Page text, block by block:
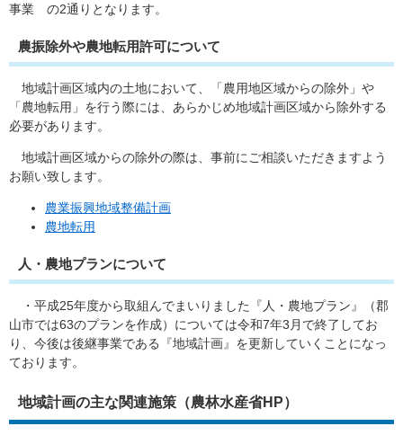
事業 の2通りとなります。
農振除外や農地転用許可について
地域計画区域内の土地において、「農用地区域からの除外」や
「農地転用」を行う際には、あらかじめ地域計画区域から除外する
必要があります。
地域計画区域からの除外の際は、事前にご相談いただきますよう
お願い致します。
農業振興地域整備計画
農地転用
人・農地プランについて
・平成25年度から取組んでまいりました『人・農地プラン』（郡
山市では63のプランを作成）については令和7年3月で終了してお
り、今後は後継事業である『地域計画』を更新していくことになっ
ております。
地域計画の主な関連施策（農林水産省HP）